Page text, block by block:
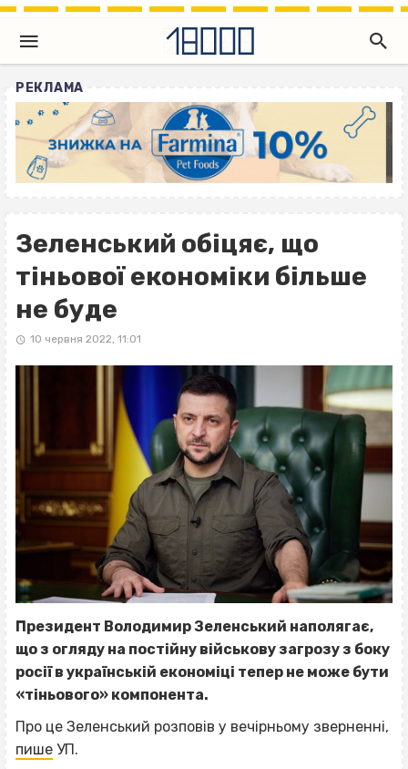
РЕКЛАМА
Зеленський обіцяє, що
тіньової економіки більше
не буде
10 червня 2022, 11:01
Президент Володимир Зеленський наполягає,
що з огляду на постійну військову загрозу з боку
росії в українській економіці тепер не може бути
«тіньового» компонента.
Про це Зеленський розповів у вечірньому зверненні,
пише УП.